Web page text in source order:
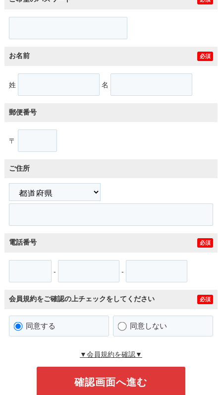
お名前 必須
姓 名
郵便番号
〒
ご住所
電話番号 必須
- -
会員規約をご確認の上チェックをしてください 必須
同意する 同意しない
▼会員規約を確認▼